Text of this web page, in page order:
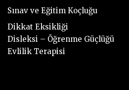
Sınav ve Eğitim Koçluğu
Dikkat Eksikliği
Disleksi – Öğrenme Güçlüğü
Evlilik Terapisi